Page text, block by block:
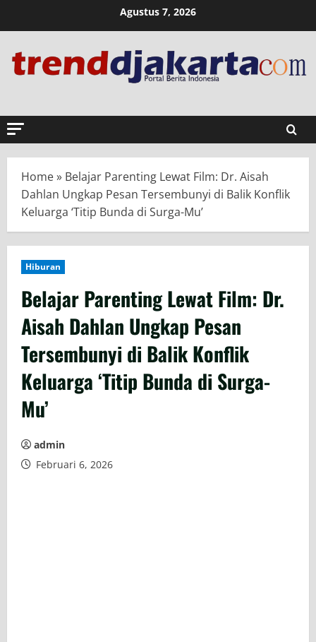
Agustus 7, 2026
Home» Belajar Parenting Lewat Film: Dr. Aisah
Dahlan Ungkap Pesan Tersembunyi di Balik Konflik
Keluarga ‘Titip Bunda di Surga-Mu’
Hiburan
Belajar Parenting Lewat Film: Dr.
Aisah Dahlan Ungkap Pesan
Tersembunyi di Balik Konflik
Keluarga ‘Titip Bunda di Surga-
Mu’
admin
Februari 6, 2026